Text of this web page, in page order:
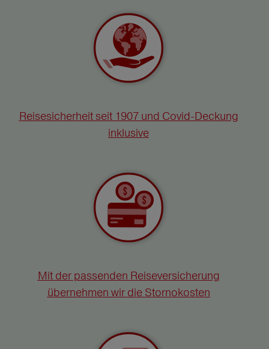
Reisesicherheit seit 1907 und Covid-Deckung
inklusive
Mit der passenden Reiseversicherung
übernehmen wir die Stornokosten